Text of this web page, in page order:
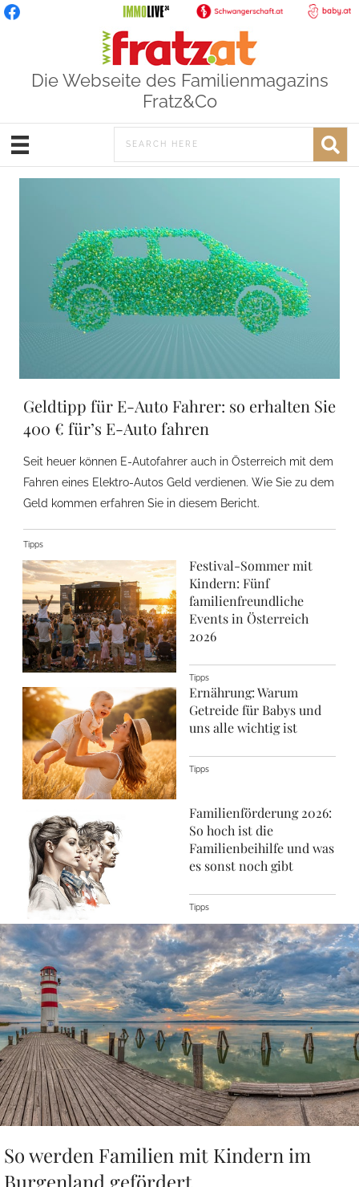
Die Webseite des Familienmagazins
Fratz&Co
Geldtipp für E-Auto Fahrer: so erhalten Sie
400 € für’s E-Auto fahren
Seit heuer können E-Autofahrer auch in Österreich mit dem
Fahren eines Elektro-Autos Geld verdienen. Wie Sie zu dem
Geld kommen erfahren Sie in diesem Bericht.
Tipps
Festival-Sommer mit
Kindern: Fünf
familienfreundliche
Events in Österreich
2026
Tipps
Ernährung: Warum
Getreide für Babys und
uns alle wichtig ist
Tipps
Familienförderung 2026:
So hoch ist die
Familienbeihilfe und was
es sonst noch gibt
Tipps
So werden Familien mit Kindern im
Burgenland gefördert